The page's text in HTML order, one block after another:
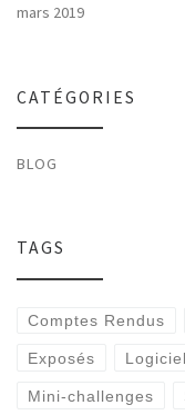
mars 2019
CATÉGORIES
BLOG
TAGS
Comptes Rendus
Exposés
Mini-challenges